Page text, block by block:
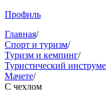
Профиль
Главная/
Спорт и туризм/
Туризм и кемпинг/
Туристический
Мачете/
С чехлом